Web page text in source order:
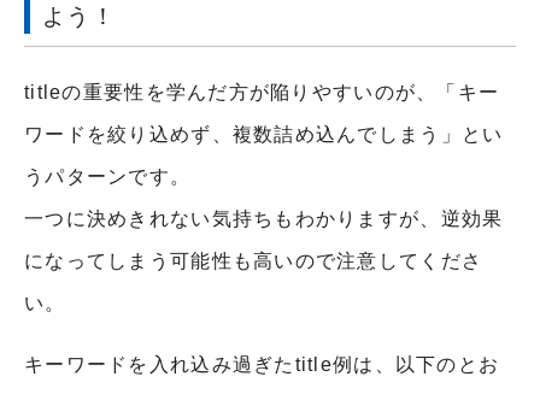
よう！
titleの重要性を学んだ方が陥りやすいのが、「キー
ワードを絞り込めず、複数詰め込んでしまう」とい
うパターンです。
一つに決めきれない気持ちもわかりますが、逆効果
になってしまう可能性も高いので注意してくださ
い。
キーワードを入れ込み過ぎたtitle例は、以下のとお